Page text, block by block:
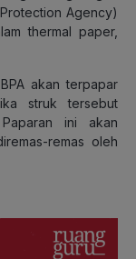
Agency)
thermal paper,
akan terpapar
struk tersebut
ini akan
remas oleh